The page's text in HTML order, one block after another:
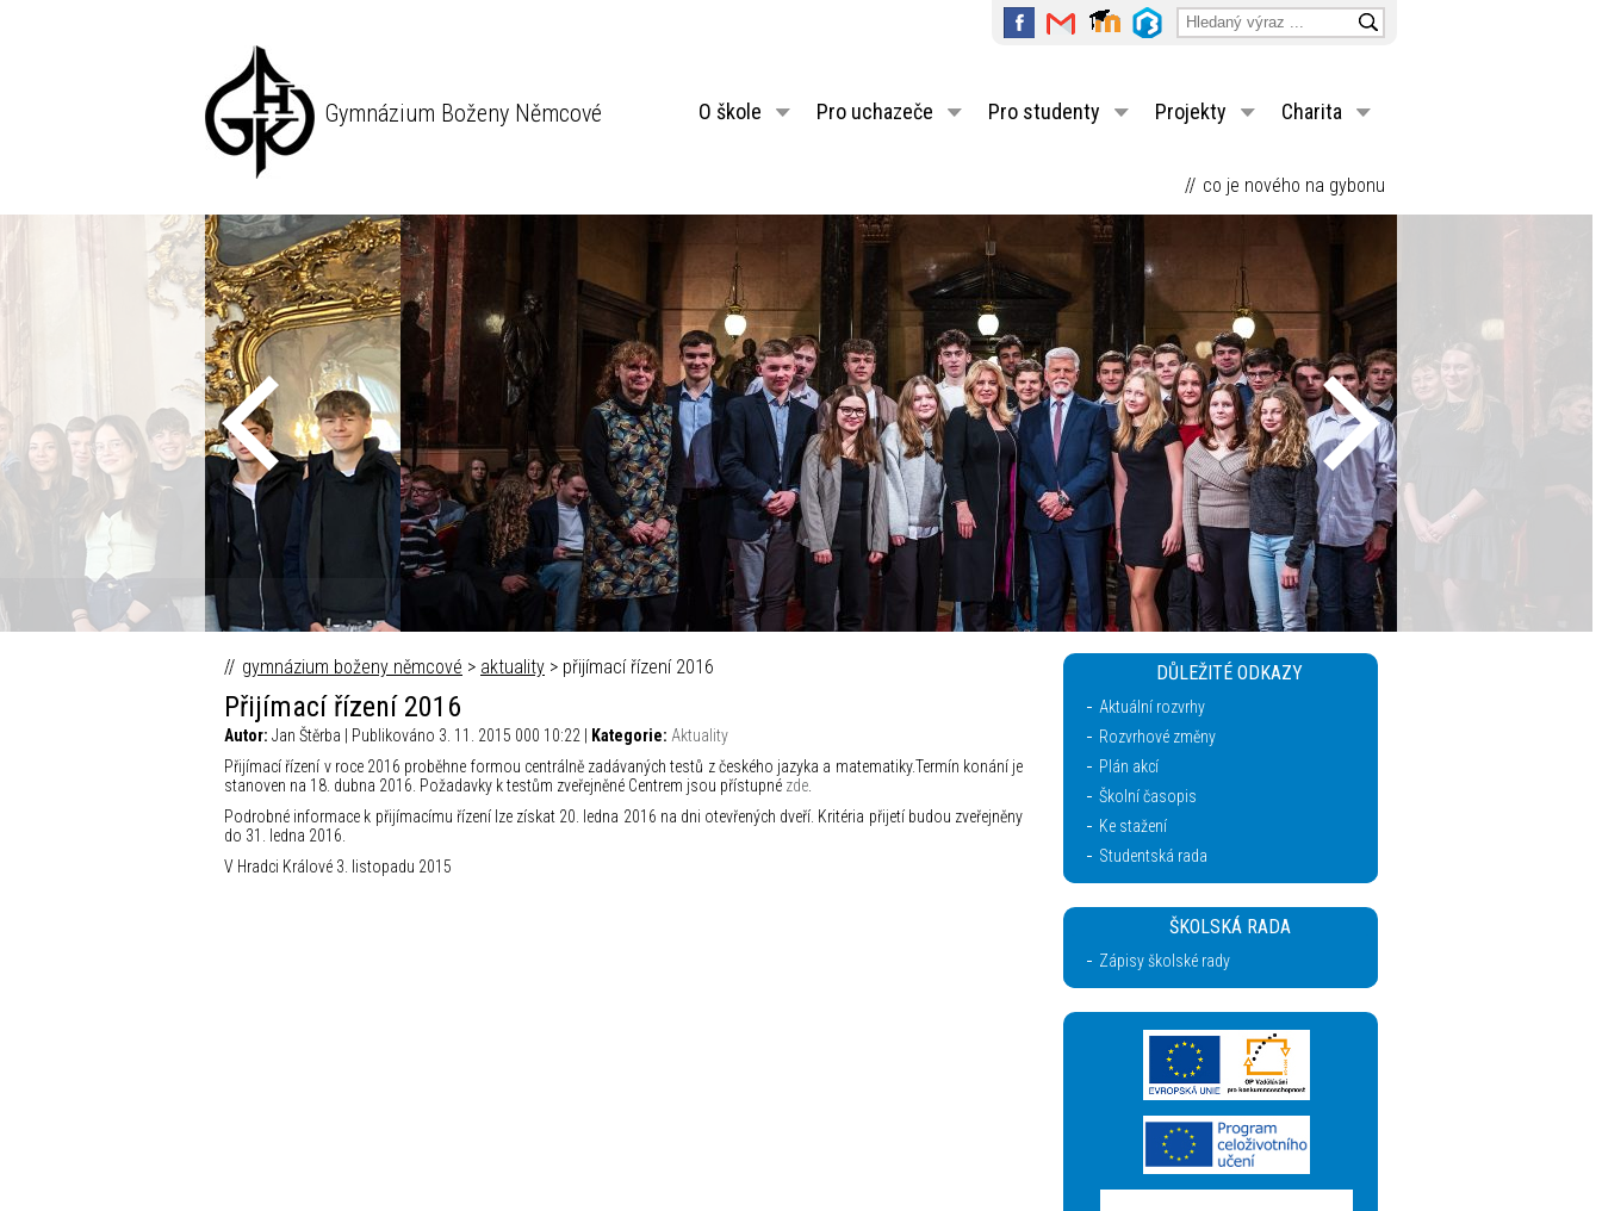
Gymnázium Boženy Němcové O škole Pro uchazeče Pro studenty Projekty Charita
co je nového na gybonu
gymnázium boženy němcové > aktuality > přijímací řízení 2016
Přijímací řízení 2016
Autor: Jan Štěrba | Publikováno 3. 11. 2015 000 10:22 | Kategorie: Aktuality
Přijímací řízení v roce 2016 proběhne formou centrálně zadávaných testů z českého jazyka a matematiky.Termín konání je
stanoven na 18. dubna 2016. Požadavky k testům zveřejněné Centrem jsou přístupné zde
Podrobné informace k přijímacímu řízení lze získat 20. ledna 2016 na dni otevřených dveří. Kritéria přijetí budou zveřejněny
do 31. ledna 2016.
V Hradci Králové 3. listopadu 2015
DŮLEŽITÉ ODKAZY
Aktuální rozvrhy
Rozvrhové změny
Plán akcí
Školní časopis
Ke stažení
Studentská rada
ŠKOLSKÁ RADA
Zápisy školské rady